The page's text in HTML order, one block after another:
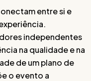
entre si e
independentes
na qualidade e na
de um plano de
o evento a